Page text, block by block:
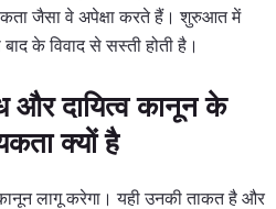
जैसा वे अपेक्षा करते हैं। शुरुआत में
के विवाद से सस्ती होती है।
और दायित्व कानून के
क्यों है
लागू करेगा। यही उनकी ताकत है और